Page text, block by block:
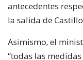
antecedentes
la salida de
Asimismo, el
“todas las